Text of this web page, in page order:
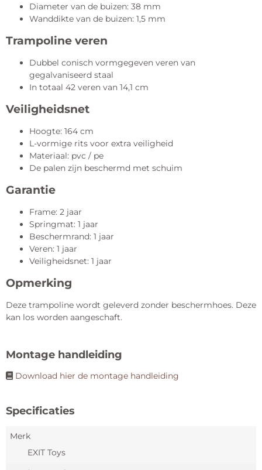
Diameter van de buizen: 38 mm
Wanddikte van de buizen: 1,5 mm
Trampoline veren
Dubbel conisch vormgegeven veren van
gegalvaniseerd staal
In totaal 42 veren van 14,1 cm
Veiligheidsnet
Hoogte: 164 cm
L-vormige rits voor extra veiligheid
Materiaal: pvc / pe
De palen zijn beschermd met schuim
Garantie
Frame: 2 jaar
Springmat: 1 jaar
Beschermrand: 1 jaar
Veren: 1 jaar
Veiligheidsnet: 1 jaar
Opmerking
Deze trampoline wordt geleverd zonder beschermhoes. Deze
kan los worden aangeschaft.
Montage handleiding
Download hier de montage handleiding
Specificaties
Merk
EXIT Toys